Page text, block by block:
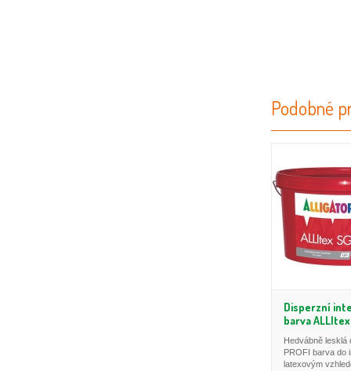
Podobné
Disperzní
barva ALLItex
Hedvábně lesklá
PROFI barva do
latexovým